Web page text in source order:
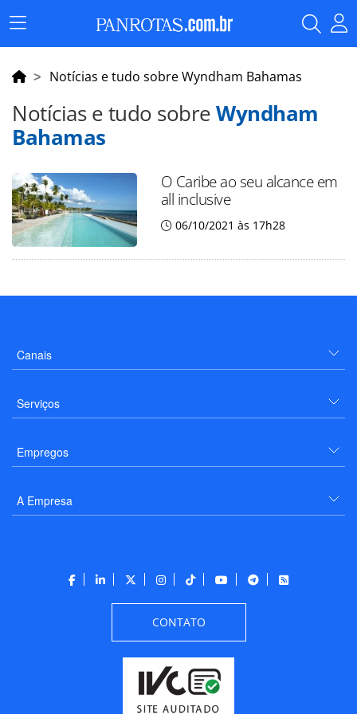
Menu
Principal
Notícias e tudo sobre Wyndham Bahamas
Notícias e tudo sobreWyndham
Bahamas
O Caribe ao seu alcance em
all inclusive
06/10/2021 às 17h28
Canais
Serviços
Empregos
A Empresa
CONTATO